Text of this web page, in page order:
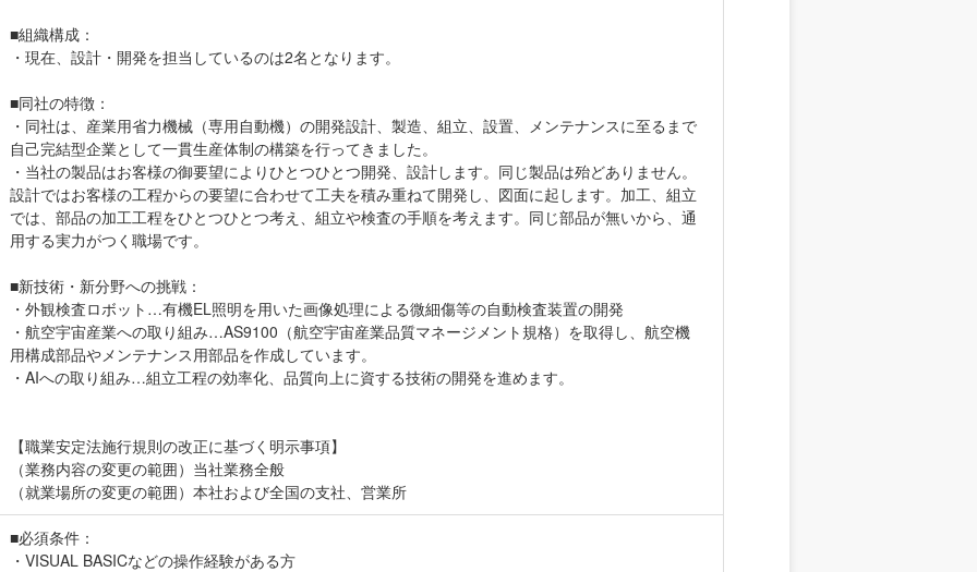
■組織構成：
・現在、設計・開発を担当しているのは2名となります。
■同社の特徴：
・同社は、産業用省力機械（専用自動機）の開発設計、製造、組立、設置、メンテナンスに至るまで
自己完結型企業として一貫生産体制の構築を行ってきました。
・当社の製品はお客様の御要望によりひとつひとつ開発、設計します。同じ製品は殆どありません。
設計ではお客様の工程からの要望に合わせて工夫を積み重ねて開発し、図面に起します。加工、組立
では、部品の加工工程をひとつひとつ考え、組立や検査の手順を考えます。同じ部品が無いから、通
用する実力がつく職場です。
■新技術・新分野への挑戦：
・外観検査ロボット…有機EL照明を用いた画像処理による微細傷等の自動検査装置の開発
・航空宇宙産業への取り組み…AS9100（航空宇宙産業品質マネージメント規格）を取得し、航空機
用構成部品やメンテナンス用部品を作成しています。
・AIへの取り組み…組立工程の効率化、品質向上に資する技術の開発を進めます。
【職業安定法施行規則の改正に基づく明示事項】
（業務内容の変更の範囲）当社業務全般
（就業場所の変更の範囲）本社および全国の支社、営業所
■必須条件：
・VISUAL BASICなどの操作経験がある方